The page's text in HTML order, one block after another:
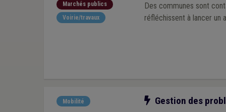
Marchés publics
Voirie/travaux
Des communes sont
réfléchissent à lancer un
Mobilité Notre action
Gestion des